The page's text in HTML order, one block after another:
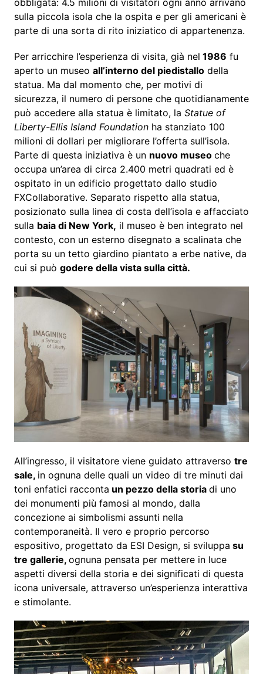
sulla piccola isola che la ospita e per gli americani è
parte di una sorta di rito iniziatico di appartenenza.
Per arricchire l’esperienza di visita, già nel 1986 fu
aperto un museo all’interno del piedistallodella
statua. Ma dal momento che, per motivi di
sicurezza, il numero di persone che quotidianamente
può accedere alla statua è limitato, la Statue of
Liberty-Ellis Island Foundationha stanziato 100
milioni di dollari per migliorare l’offerta sull’isola.
Parte di questa iniziativa è un nuovo museo che
occupa un’area di circa 2.400 metri quadrati ed è
ospitato in un edificio progettato dallo studio
FXCollaborative. Separato rispetto alla statua,
posizionato sulla linea di costa dell’isola e affacciato
sulla baia di New York, il museo è ben integrato nel
contesto, con un esterno disegnato a scalinata che
porta su un tetto giardino piantato a erbe native, da
cui si può godere della vista sulla città.
All’ingresso, il visitatore viene guidato attraverso tre
sale, in ognuna delle quali un video di tre minuti dai
toni enfatici racconta un pezzo della storia di uno
dei monumenti più famosi al mondo, dalla
concezione ai simbolismi assunti nella
contemporaneità. Il vero e proprio percorso
espositivo, progettato da ESI Design, si sviluppa su
tre gallerie, ognuna pensata per mettere in luce
aspetti diversi della storia e dei significati di questa
icona universale, attraverso un’esperienza interattiva
e stimolante.